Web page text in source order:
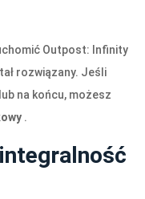
Outpost: Infinity
rozwiązany. Jeśli
na końcu, możesz
.